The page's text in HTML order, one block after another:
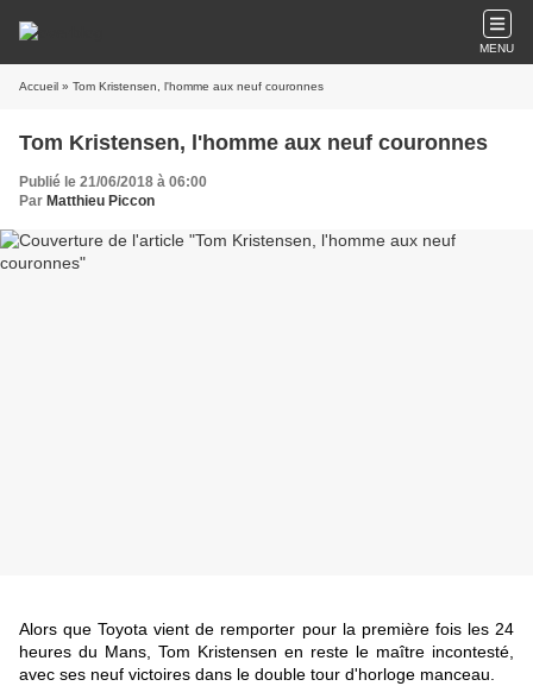
MENU
Accueil » Tom Kristensen, l'homme aux neuf couronnes
Tom Kristensen, l'homme aux neuf couronnes
Publié le 21/06/2018 à 06:00
Par Matthieu Piccon
Alors que Toyota vient de remporter pour la première fois les 24
heures du Mans, Tom Kristensen en reste le maître incontesté,
avec ses neuf victoires dans le double tour d'horloge manceau.